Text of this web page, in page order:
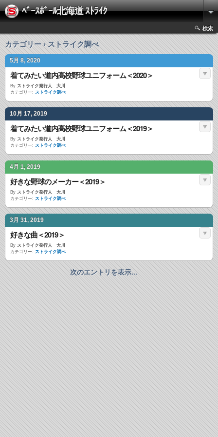
ﾍﾞｰｽﾎﾞｰﾙ北海道 ｽﾄﾗｲｸ
検索
カテゴリー › ストライク調べ
5月 8, 2020
着てみたい道内高校野球ユニフォーム＜2020＞
By ストライク発行人 大川
カテゴリー: ストライク調べ
10月 17, 2019
着てみたい道内高校野球ユニフォーム＜2019＞
By ストライク発行人 大川
カテゴリー: ストライク調べ
4月 1, 2019
好きな野球のメーカー＜2019＞
By ストライク発行人 大川
カテゴリー: ストライク調べ
3月 31, 2019
好きな曲＜2019＞
By ストライク発行人 大川
カテゴリー: ストライク調べ
次のエントリを表示...